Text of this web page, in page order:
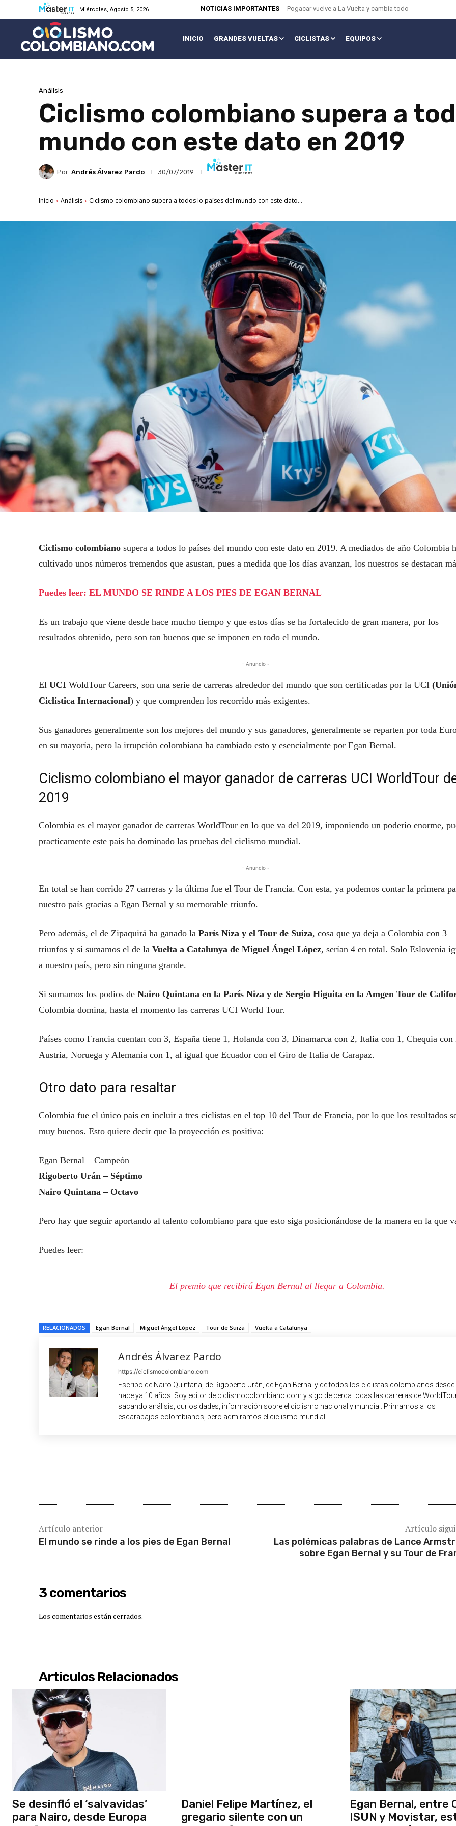
Miércoles, Agosto 5, 2026 NOTICIAS IMPORTANTES Pogacar vuelve a La Vuelta y cambia todo
INICIO GRANDES VUELTAS CICLISTAS EQUIPOS
Análisis
Ciclismo colombiano supera a
mundo con este dato en 2019
Por Andrés Álvarez Pardo 30/07/2019
Inicio Análisis Ciclismo colombiano supera a todos lo países del mundo con este dato...
Ciclismo colombiano supera a todos lo países del mundo con este dato en 2019. A mediados de año Colombia
cultivado unos números tremendos que asustan, pues a medida que los días avanzan, los nuestros se destacan
Puedes leer: EL MUNDO SE RINDE A LOS PIES DE EGAN BERNAL
Es un trabajo que viene desde hace mucho tiempo y que estos días se ha fortalecido de gran manera, por los
resultados obtenido, pero son tan buenos que se imponen en todo el mundo.
- Anuncio -
El UCI WoldTour Careers, son una serie de carreras alrededor del mundo que son certificadas por la UCI
Ciclística Internacional) y que comprenden los recorrido más exigentes.
Sus ganadores generalmente son los mejores del mundo y sus ganadores, generalmente se reparten por toda
en su mayoría, pero la irrupción colombiana ha cambiado esto y esencialmente por Egan Bernal.
Ciclismo colombiano el mayor ganador de carreras UCI WorldTour
2019
Colombia es el mayor ganador de carreras WorldTour en lo que va del 2019, imponiendo un poderío enorme,
practicamente este país ha dominado las pruebas del ciclismo mundial.
- Anuncio -
En total se han corrido 27 carreras y la última fue el Tour de Francia. Con esta, ya podemos contar la primera
nuestro país gracias a Egan Bernal y su memorable triunfo.
Pero además, el de Zipaquirá ha ganado la París Niza y el Tour de Suiza, cosa que ya deja a Colombia con 3
triunfos y si sumamos el de la Vuelta a Catalunya de Miguel Ángel López, serían 4 en total. Solo Eslovenia
a nuestro país, pero sin ninguna grande.
Si sumamos los podios de Nairo Quintana en la París Niza y de Sergio Higuita en la Amgen Tour de
Colombia domina, hasta el momento las carreras UCI World Tour.
Países como Francia cuentan con 3, España tiene 1, Holanda con 3, Dinamarca con 2, Italia con 1, Chequia con
Austria, Noruega y Alemania con 1, al igual que Ecuador con el Giro de Italia de Carapaz.
Otro dato para resaltar
Colombia fue el único país en incluir a tres ciclistas en el top 10 del Tour de Francia, por lo que los resultados
muy buenos. Esto quiere decir que la proyección es positiva:
Egan Bernal – Campeón
Rigoberto Urán – Séptimo
Nairo Quintana – Octavo
Pero hay que seguir aportando al talento colombiano para que esto siga posicionándose de la manera en la que
Puedes leer:
El premio que recibirá Egan Bernal al llegar a Colombia.
RELACIONADOS Egan Bernal Miguel Ángel López Tour de Suiza Vuelta a Catalunya
Andrés Álvarez Pardo
https://ciclismocolombiano.com
Escribo de Nairo Quintana, de Rigoberto Urán, de Egan Bernal y de todos los ciclistas colombianos desde
hace ya 10 años. Soy editor de ciclismocolombiano.com y sigo de cerca todas las carreras de
sacando análisis, curiosidades, información sobre el ciclismo nacional y mundial. Primamos a los
escarabajos colombianos, pero admiramos el ciclismo mundial.
Artículo anterior
El mundo se rinde a los pies de Egan Bernal
Artículo
Las polémicas palabras de Lance
sobre Egan Bernal y su Tour de
3 comentarios
Los comentarios están cerrados.
Articulos Relacionados
Se desinfló el ‘salvavidas’
para Nairo, desde Europa
Daniel Felipe Martínez, el
gregario silente con un
Egan Bernal, entre
ISUN y Movistar,